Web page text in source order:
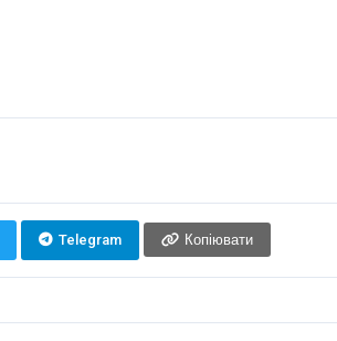
Telegram Копіювати